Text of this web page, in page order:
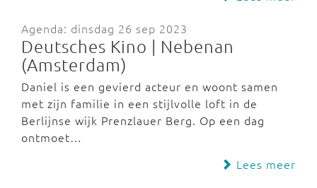
Agenda: dinsdag 26 sep 2023
Deutsches Kino | Nebenan
(Amsterdam)
Daniel is een gevierd acteur en woont samen
met zijn familie in een stijlvolle loft in de
Berlijnse wijk Prenzlauer Berg. Op een dag
ontmoet…
Lees meer